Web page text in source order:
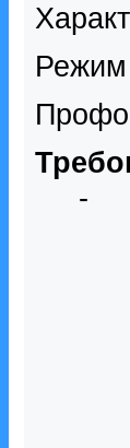
Режим
-